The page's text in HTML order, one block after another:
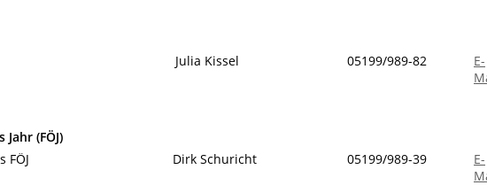
Julia Kissel
05199/989-82
E-
(FÖJ)
FÖJ
Dirk Schuricht 05199/989-39
E-